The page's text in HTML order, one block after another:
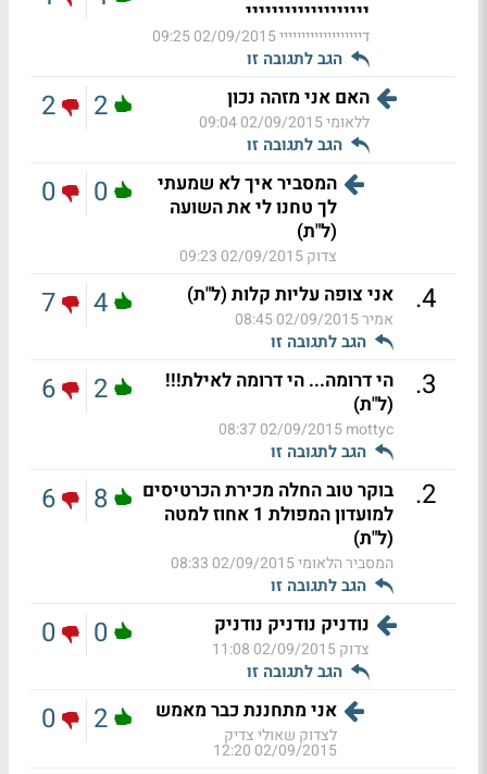
ייייייייייייייייייי
דייייייייייייייייייי02/09/2015 09:25
הגב לתגובה זו
האם אני מזהה נכון
ללאומי02/09/2015 09:04
הגב לתגובה זו
2
2
המסביר איך לא שמעתי
לך טחנו לי את השועה
(ל"ת)
צדוק02/09/2015 09:23
0
0
4
. אני צופה עליות קלות (ל"ת)
אמיר02/09/2015 08:45
הגב לתגובה זו
4
7
3
.
הי דרומה... הי דרומה לאילת!!!
(ל"ת)
mottyc
02/09/2015 08:37
הגב לתגובה זו
2
6
2
.
בוקר טוב החלה מכירת הכרטיסים
למועדון המפולת 1 אחוז למטה
(ל"ת)
המסביר הלאומי02/09/2015 08:33
הגב לתגובה זו
8
6
נודניק נודניק נודניק
צדוק02/09/2015 11:08
הגב לתגובה זו
0
0
אני מתחננת כבר מאמש
לצדוק שאולי צדיק
02/09/2015 12:20
2
0